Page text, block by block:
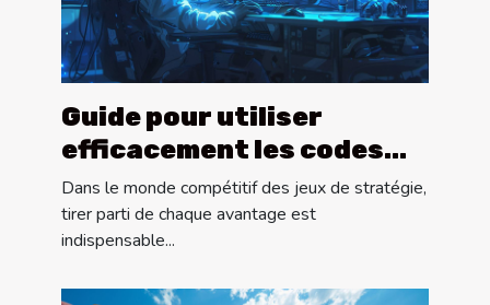
Guide pour utiliser
efficacement les codes
promotionnels dans les
jeux de stratégie
Dans le monde compétitif des jeux de stratégie,
tirer parti de chaque avantage est
indispensable...